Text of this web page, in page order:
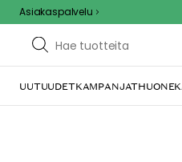
Asiakaspalvelu
UUTUUDETKAMPANJAT